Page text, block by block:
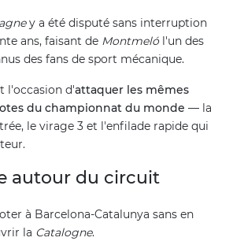
y a été disputé sans interruption
ans, faisant de Montmelól'un des
des fans de sport mécanique.
l'occasion d'attaquer les mêmes
du championnat du monde — la
le virage 3 et l'enfilade rapide qui
autour du circuit
à Barcelona-Catalunya sans en
la Catalogne.